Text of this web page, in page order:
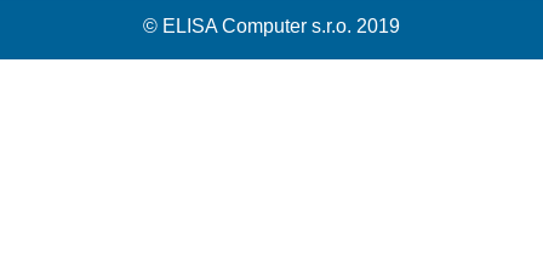
© ELISA Computer s.r.o. 2019